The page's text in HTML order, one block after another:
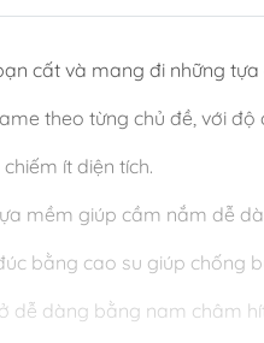
cất và mang đi những
theo từng chủ đề, với độ
ít diện tích.
mềm giúp cầm nắm dễ
bằng cao su giúp chống
dễ dàng bằng nam châm